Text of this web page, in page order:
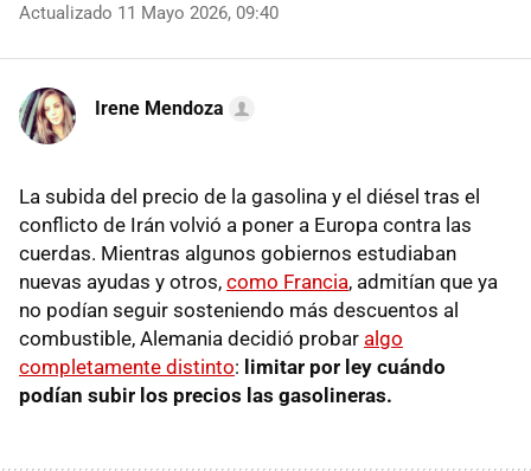
Actualizado 11 Mayo 2026, 09:40
Irene Mendoza
La subida del precio de la gasolina y el diésel tras el
conflicto de Irán volvió a poner a Europa contra las
cuerdas. Mientras algunos gobiernos estudiaban
nuevas ayudas y otros, como Francia, admitían que ya
no podían seguir sosteniendo más descuentos al
combustible, Alemania decidió probar algo
completamente distinto: limitar por ley cuándo
podían subir los precios las gasolineras.